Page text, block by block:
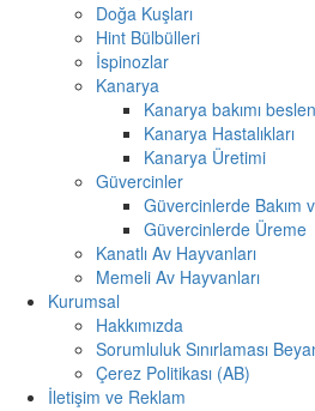
Doğa Kuşları
Hint Bülbülleri
İspinozlar
Kanarya
Kanarya bakımı
Kanarya Hastalıkları
Kanarya Üretimi
Güvercinler
Güvercinlerde Bakım
Güvercinlerde Üreme
Kanatlı Av Hayvanları
Memeli Av Hayvanları
Kurumsal
Hakkımızda
Sorumluluk Sınırlaması
Çerez Politikası (AB)
İletişim ve Reklam